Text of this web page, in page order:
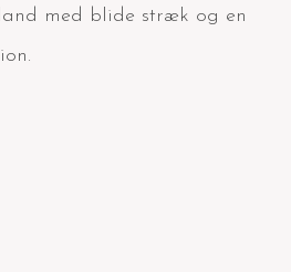
med blide stræk og en